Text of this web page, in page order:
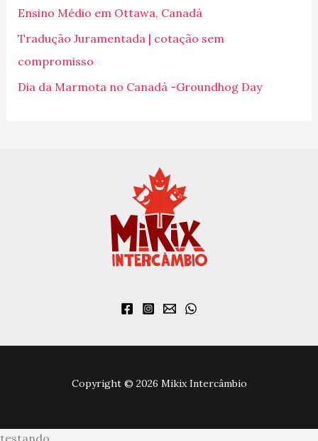
r
p
o
r
Ensino Médio em Ottawa, Canadá
Tradução Juramentada | cotação sem
compromisso
Dia da Marmota no Canadá -Groundhog Day
Copyright © 2026 Mikix Intercâmbio
testando